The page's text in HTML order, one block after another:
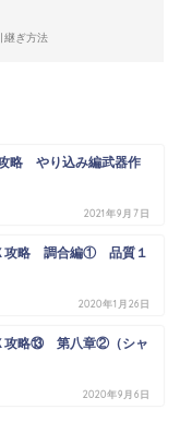
継ぎ方法
略 やり込み編武器作
2021年9月7日
攻略 調合編① 品質１
2020年1月26日
攻略⑬ 第八章②（シャ
2020年9月6日